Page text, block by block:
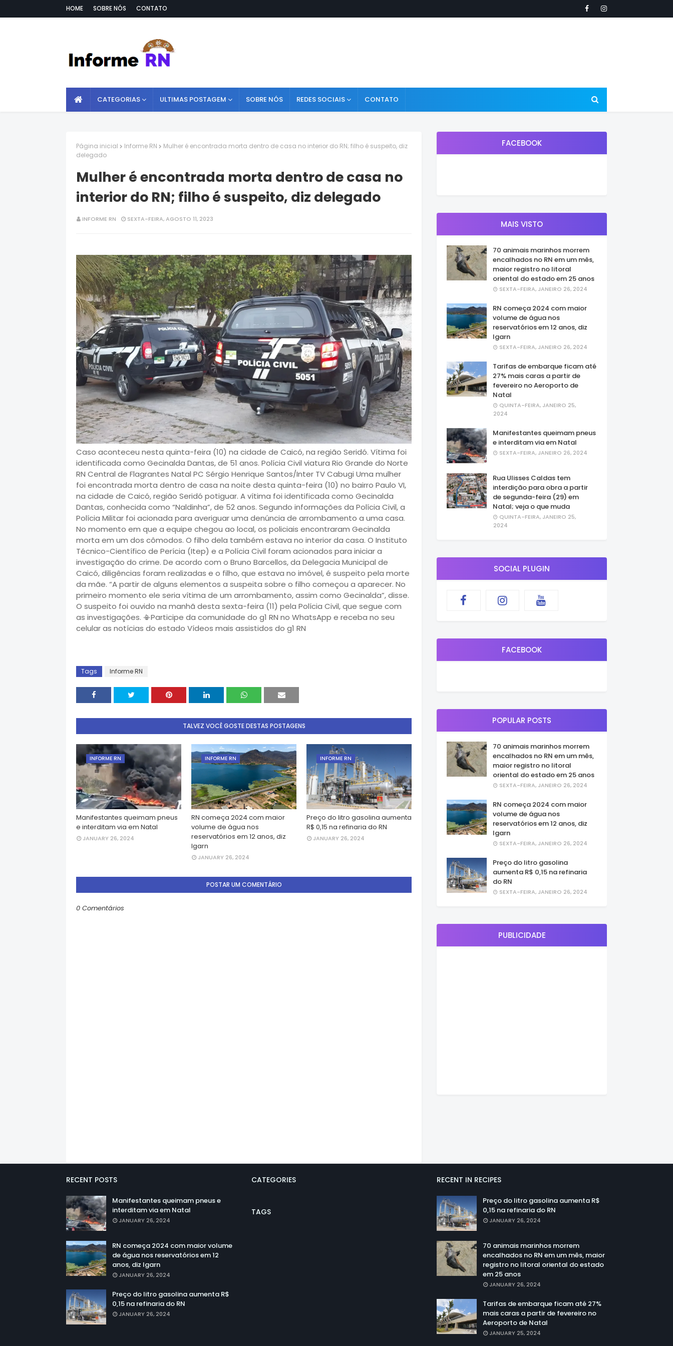
HOME SOBRE NÓS CONTATO
CATEGORIAS ULTIMAS POSTAGEM SOBRE NÓS REDES SOCIAIS CONTATO
Página inicial Informe RN
Mulher é encontrada morta dentro de casa no interior do RN; filho é suspeito, diz
delegado
Mulher é encontrada morta dentro de casa no
interior do RN; filho é suspeito, diz delegado
INFORME RN SEXTA-FEIRA, AGOSTO 11, 2023
Caso aconteceu nesta quinta-feira (10) na cidade de Caicó, na região Seridó. Vítima foi
identificada como Gecinalda Dantas, de 51 anos. Polícia Civil viatura Rio Grande do Norte
RN Central de Flagrantes Natal PC Sérgio Henrique Santos/Inter TV Cabugi Uma mulher
foi encontrada morta dentro de casa na noite desta quinta-feira (10) no bairro Paulo VI,
na cidade de Caicó, região Seridó potiguar. A vítima foi identificada como Gecinalda
Dantas, conhecida como “Naldinha”, de 52 anos. Segundo informações da Polícia Civil, a
Polícia Militar foi acionada para averiguar uma denúncia de arrombamento a uma casa.
No momento em que a equipe chegou ao local, os policiais encontraram Gecinalda
morta em um dos cômodos. O filho dela também estava no interior da casa. O Instituto
Técnico-Científico de Perícia (Itep) e a Polícia Civil foram acionados para iniciar a
investigação do crime. De acordo com o Bruno Barcellos, da Delegacia Municipal de
Caicó, diligências foram realizadas e o filho, que estava no imóvel, é suspeito pela morte
da mãe. “A partir de alguns elementos a suspeita sobre o filho começou a aparecer. No
primeiro momento ele seria vítima de um arrombamento, assim como Gecinalda”, disse.
O suspeito foi ouvido na manhã desta sexta-feira (11) pela Polícia Civil, que segue com
as investigações. 📳Participe da comunidade do g1 RN no WhatsApp e receba no seu
celular as notícias do estado Vídeos mais assistidos do g1 RN
Tags Informe RN
TALVEZ VOCÊ GOSTE DESTAS POSTAGENS
INFORME RN
Manifestantes queimam pneus
e interditam via em Natal
JANUARY 26, 2024
INFORME RN
RN começa 2024 com maior
volume de água nos
reservatórios em 12 anos, diz
Igarn
JANUARY 26, 2024
INFORME RN
Preço do litro gasolina aumenta
R$ 0,15 na refinaria do RN
JANUARY 26, 2024
POSTAR UM COMENTÁRIO
0 Comentários
FACEBOOK
MAIS VISTO
70 animais marinhos morrem
encalhados no RN em um mês,
maior registro no litoral
oriental do estado em 25 anos
SEXTA-FEIRA, JANEIRO 26, 2024
RN começa 2024 com maior
volume de água nos
reservatórios em 12 anos, diz
Igarn
SEXTA-FEIRA, JANEIRO 26, 2024
Tarifas de embarque ficam até
27% mais caras a partir de
fevereiro no Aeroporto de
Natal
QUINTA-FEIRA, JANEIRO 25,
2024
Manifestantes queimam pneus
e interditam via em Natal
SEXTA-FEIRA, JANEIRO 26, 2024
Rua Ulisses Caldas tem
interdição para obra a partir
de segunda-feira (29) em
Natal; veja o que muda
QUINTA-FEIRA, JANEIRO 25,
2024
SOCIAL PLUGIN
FACEBOOK
POPULAR POSTS
70 animais marinhos morrem
encalhados no RN em um mês,
maior registro no litoral
oriental do estado em 25 anos
SEXTA-FEIRA, JANEIRO 26, 2024
RN começa 2024 com maior
volume de água nos
reservatórios em 12 anos, diz
Igarn
SEXTA-FEIRA, JANEIRO 26, 2024
Preço do litro gasolina
aumenta R$ 0,15 na refinaria
do RN
SEXTA-FEIRA, JANEIRO 26, 2024
PUBLICIDADE
RECENT POSTS
Manifestantes queimam pneus e
interditam via em Natal
JANUARY 26, 2024
RN começa 2024 com maior volume
de água nos reservatórios em 12
anos, diz Igarn
JANUARY 26, 2024
Preço do litro gasolina aumenta R$
0,15 na refinaria do RN
JANUARY 26, 2024
CATEGORIES
TAGS
RECENT IN RECIPES
Preço do litro gasolina aumenta R$
0,15 na refinaria do RN
JANUARY 26, 2024
70 animais marinhos morrem
encalhados no RN em um mês, maior
registro no litoral oriental do estado
em 25 anos
JANUARY 26, 2024
Tarifas de embarque ficam até 27%
mais caras a partir de fevereiro no
Aeroporto de Natal
JANUARY 25, 2024